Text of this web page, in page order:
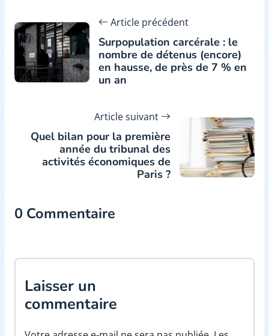
Article précédent
Surpopulation carcérale : le
nombre de détenus (encore)
en hausse, de près de 7 % en
un an
Article suivant
Quel bilan pour la première
année du tribunal des
activités économiques de
Paris ?
0 Commentaire
Laisser un
commentaire